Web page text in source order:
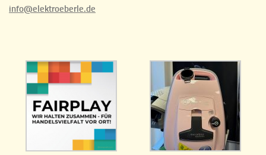
info@elektroeberle.de